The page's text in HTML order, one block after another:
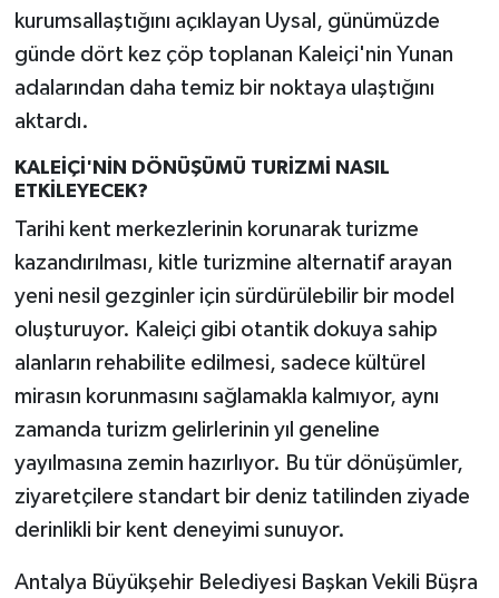
kurumsallaştığını açıklayan Uysal, günümüzde
günde dört kez çöp toplanan Kaleiçi'nin Yunan
adalarından daha temiz bir noktaya ulaştığını
aktardı.
KALEİÇİ'NİN DÖNÜŞÜMÜ TURİZMİ NASIL
ETKİLEYECEK?
Tarihi kent merkezlerinin korunarak turizme
kazandırılması, kitle turizmine alternatif arayan
yeni nesil gezginler için sürdürülebilir bir model
oluşturuyor. Kaleiçi gibi otantik dokuya sahip
alanların rehabilite edilmesi, sadece kültürel
mirasın korunmasını sağlamakla kalmıyor, aynı
zamanda turizm gelirlerinin yıl geneline
yayılmasına zemin hazırlıyor. Bu tür dönüşümler,
ziyaretçilere standart bir deniz tatilinden ziyade
derinlikli bir kent deneyimi sunuyor.
Antalya Büyükşehir Belediyesi Başkan Vekili Büşra